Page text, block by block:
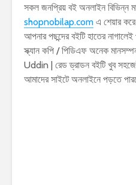
সকল জনপ্রিয় বই অনলাইন বিভিন্ন
shopnobilap.com এ শেয়ার
আপনার পছন্দের বইটি হাতের
স্ক্যান কপি / পিডিএফ অনেক
Uddin | রেড ড্রাডন বইটি খুব
আমাদের সাইটে অনলাইনে পড়তে